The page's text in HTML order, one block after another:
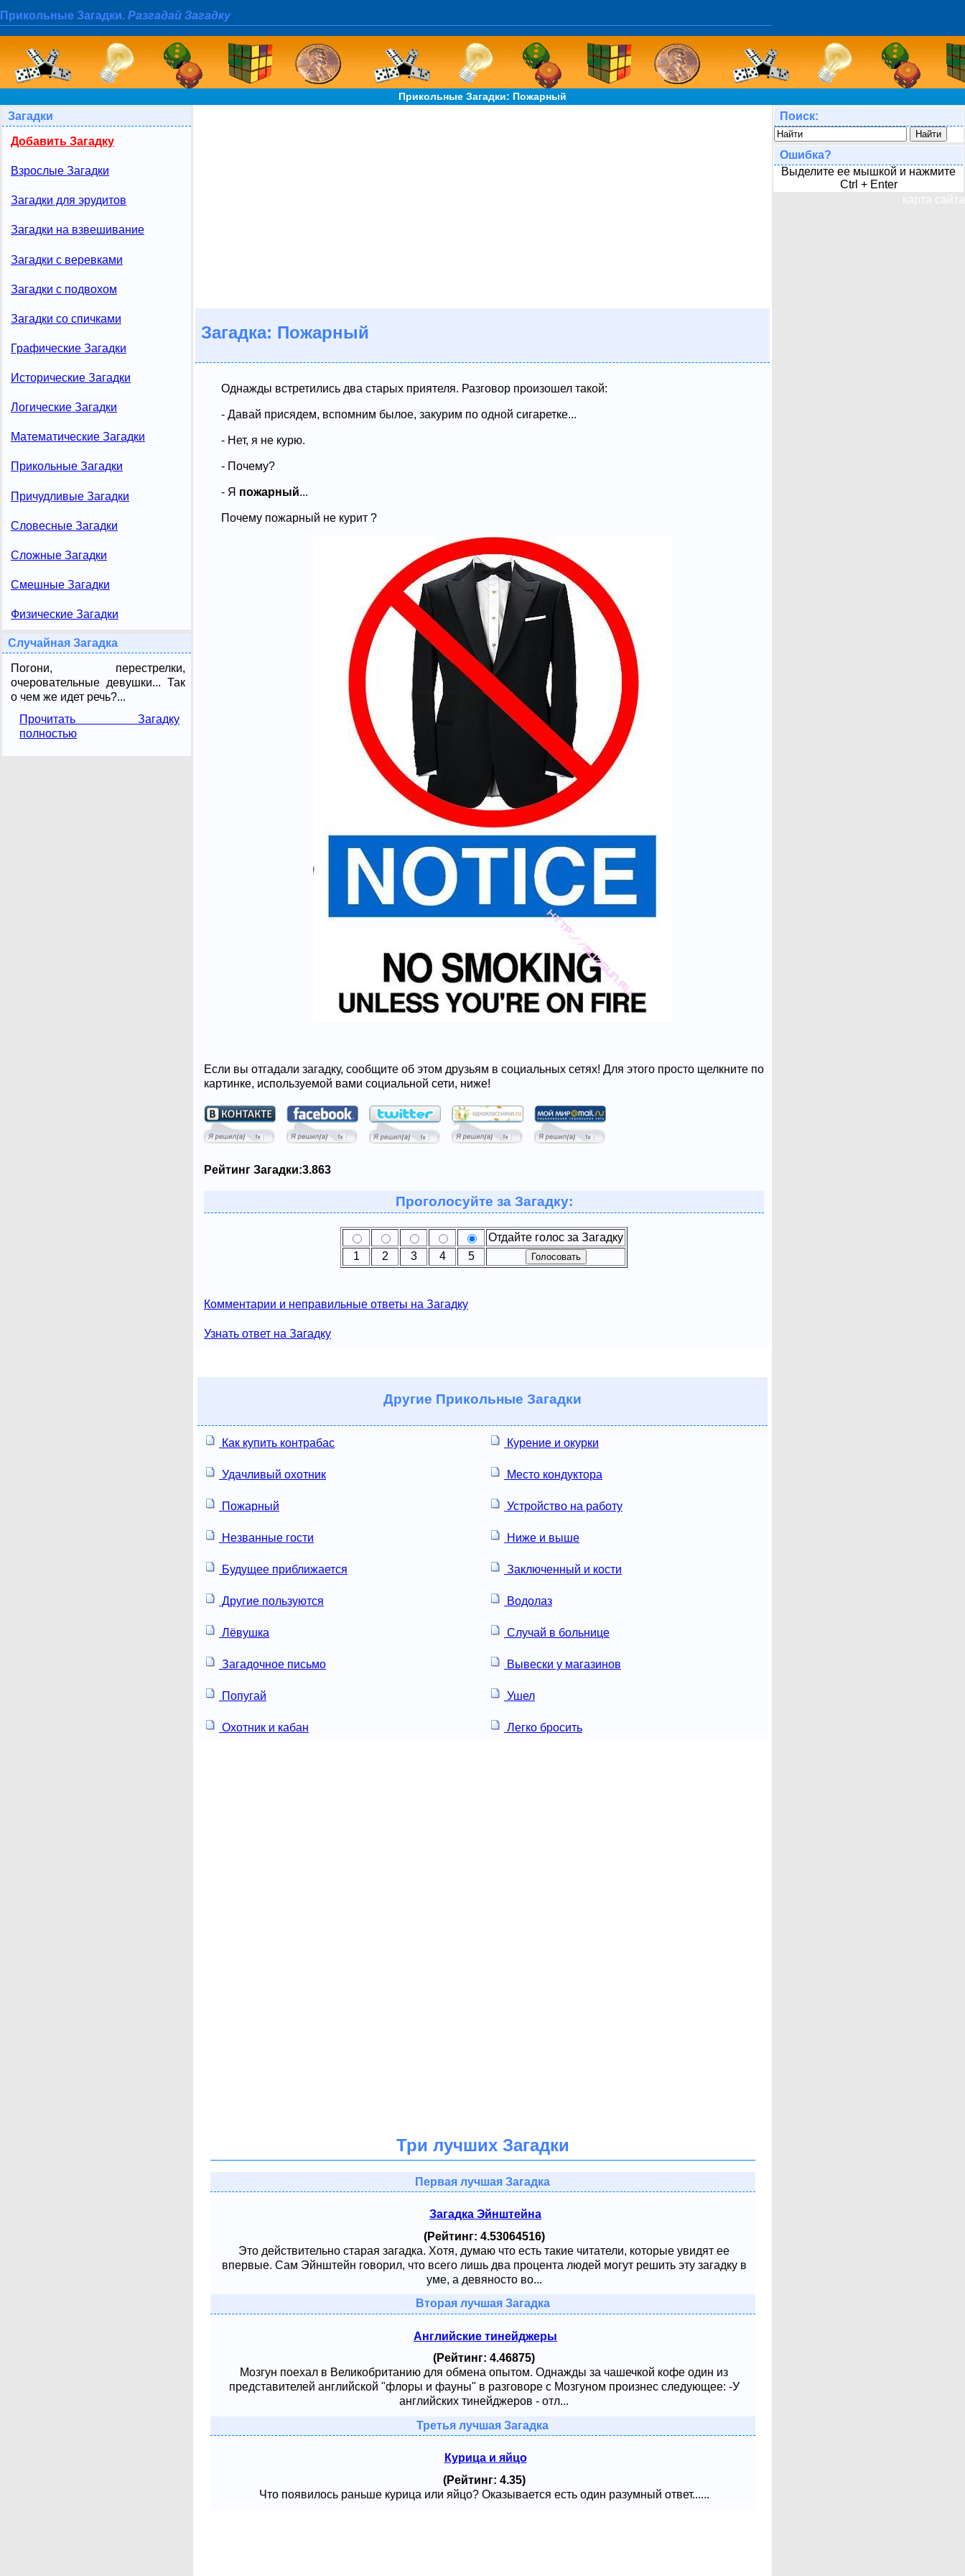
Прикольные Загадки. Разгадай Загадку
Прикольные Загадки: Пожарный
Загадки
Добавить Загадку
Взрослые Загадки
Загадки для эрудитов
Загадки на взвешивание
Загадки с веревками
Загадки с подвохом
Загадки со спичками
Графические Загадки
Исторические Загадки
Логические Загадки
Математические Загадки
Прикольные Загадки
Причудливые Загадки
Словесные Загадки
Сложные Загадки
Смешные Загадки
Физические Загадки
Случайная Загадка
Погони, перестрелки,
очеровательные девушки... Так
о чем же идет речь?...
Прочитать Загадку
полностью
Загадка: Пожарный
Однажды встретились два старых приятеля. Разговор произошел такой:
- Давай присядем, вспомним былое, закурим по одной сигаретке...
- Нет, я не курю.
- Почему?
- Я пожарный...
Почему пожарный не курит ?
Если вы отгадали загадку, сообщите об этом друзьям в социальных сетях! Для этого просто щелкните по
картинке, используемой вами социальной сети, ниже!
Рейтинг Загадки:3.863
Проголосуйте за Загадку:
Отдайте голос за Загадку
1
2 3 4 5
Комментарии и неправильные ответы на Загадку
Узнать ответ на Загадку
Другие Прикольные Загадки
Как купить контрабас Курение и окурки
Удачливый охотник Место кондуктора
Пожарный Устройство на работу
Незванные гости Ниже и выше
Будущее приближается Заключенный и кости
Другие пользуются Водолаз
Лёвушка Случай в больнице
Загадочное письмо Вывески у магазинов
Попугай Ушел
Охотник и кабан Легко бросить
Три лучших Загадки
Первая лучшая Загадка
Загадка Эйнштейна
(Рейтинг: 4.53064516)
Это действительно старая загадка. Хотя, думаю что есть такие читатели, которые увидят ее
впервые. Сам Эйнштейн говорил, что всего лишь два процента людей могут решить эту загадку в
уме, а девяносто во...
Вторая лучшая Загадка
Английские тинейджеры
(Рейтинг: 4.46875)
Мозгун поехал в Великобританию для обмена опытом. Однажды за чашечкой кофе один из
представителей английской "флоры и фауны" в разговоре с Мозгуном произнес следующее: -У
английских тинейджеров - отл...
Третья лучшая Загадка
Курица и яйцо
(Рейтинг: 4.35)
Что появилось раньше курица или яйцо? Оказывается есть один разумный ответ......
Поиск:
Ошибка?
Выделите ее мышкой и нажмите
Ctrl + Enter